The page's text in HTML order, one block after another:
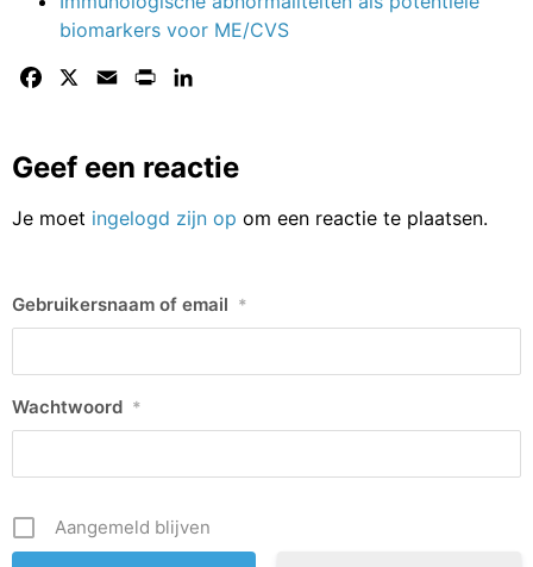
biomarkers voor ME/CVS
Facebook Email Print
Geef een reactie
Je moet ingelogd zijn op om een reactie te plaatsen.
Gebruikersnaam of email *
Wachtwoord *
Aangemeld blijven